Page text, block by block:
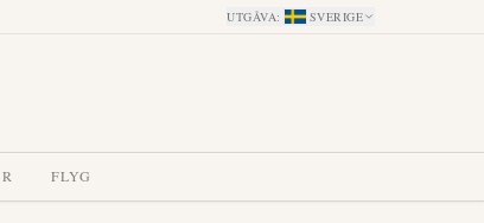
UTGÅVA: SVERIGE
FLYG